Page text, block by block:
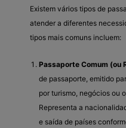
Existem vários tipos de
atender a diferentes
tipos mais comuns incluem:
Passaporte Comum (ou
de passaporte, emitido
por turismo, negócios ou
Representa a
e saída de países